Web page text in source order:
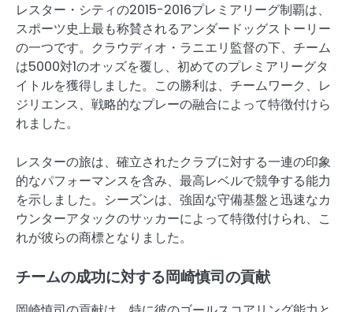
レスター・シティの2015-2016プレミアリーグ制覇は、
スポーツ史上最も称賛されるアンダードッグストーリー
の一つです。クラウディオ・ラニエリ監督の下、チーム
は5000対1のオッズを覆し、初めてのプレミアリーグタ
イトルを獲得しました。この勝利は、チームワーク、レ
ジリエンス、戦略的なプレーの融合によって特徴付けら
れました。
レスターの旅は、確立されたクラブに対する一連の印象
的なパフォーマンスを含み、最高レベルで競争する能力
を示しました。シーズンは、強固な守備基盤と迅速なカ
ウンターアタックのサッカーによって特徴付けられ、こ
れが彼らの商標となりました。
チームの成功に対する岡崎慎司の貢献